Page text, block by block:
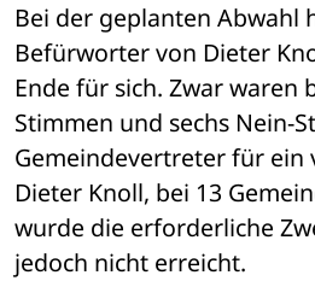
Bei der geplanten Abwahl
Befürworter von Dieter
Ende für sich. Zwar waren
Stimmen und sechs Nein-
Gemeindevertreter für ein
Dieter Knoll, bei 13
wurde die erforderliche
jedoch nicht erreicht.